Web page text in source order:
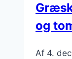
og
Af 4.